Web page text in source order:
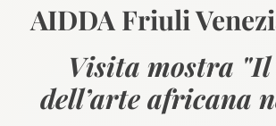
AIDDA Friuli
Visita mostra
dell’arte africana